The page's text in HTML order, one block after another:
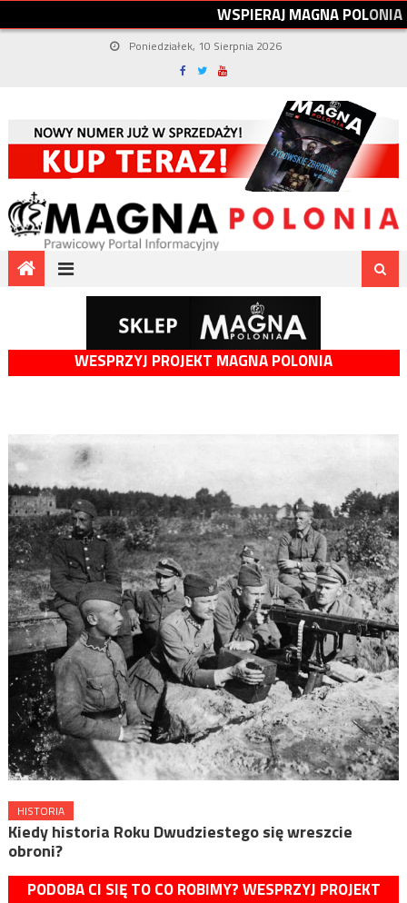
WSPIERAJMAGNAPOLONIA
Poniedziałek, 10 Sierpnia 2026
WESPRZYJ PROJEKT MAGNA POLONIA
HISTORIA
Kiedy historia Roku Dwudziestego się wreszcie
obroni?
PODOBA CI SIĘ TO CO ROBIMY? WESPRZYJ PROJEKT